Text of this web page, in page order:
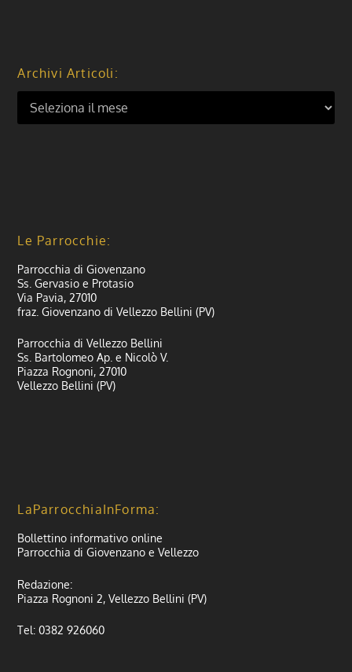
Archivi Articoli:
Le Parrocchie:
Parrocchia di Giovenzano
Ss. Gervasio e Protasio
Via Pavia, 27010
fraz. Giovenzano di Vellezzo Bellini (PV)
Parrocchia di Vellezzo Bellini
Ss. Bartolomeo Ap. e Nicolò V.
Piazza Rognoni, 27010
Vellezzo Bellini (PV)
LaParrocchiaInForma:
Bollettino informativo online
Parrocchia di Giovenzano e Vellezzo
Redazione:
Piazza Rognoni 2, Vellezzo Bellini (PV)
Tel: 0382 926060